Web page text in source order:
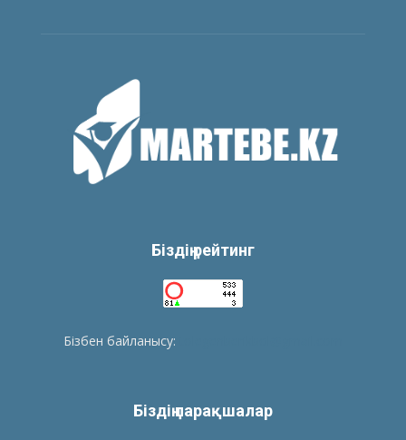
Біздің рейтинг
Бізбен байланысу:
Біздің парақшалар